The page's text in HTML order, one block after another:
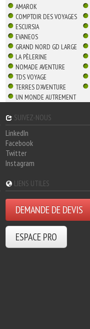
AMAROK
COMPTOIR DES VOYAGES
ESCURSIA
EVANEOS
GRAND NORD GD LARGE
LA PÈLERINE
NOMADE AVENTURE
TDS VOYAGE
TERRES D'AVENTURE
UN MONDE AUTREMENT
SUIVEZ-NOUS
LinkedIn
Facebook
Twitter
Instagram
LIENS UTILES
DEMANDE DE DEVIS
ESPACE PRO